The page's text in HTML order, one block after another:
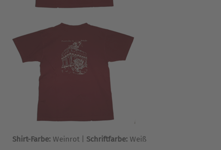
Shirt-Farbe: Weinrot | Schriftfarbe: Weiß